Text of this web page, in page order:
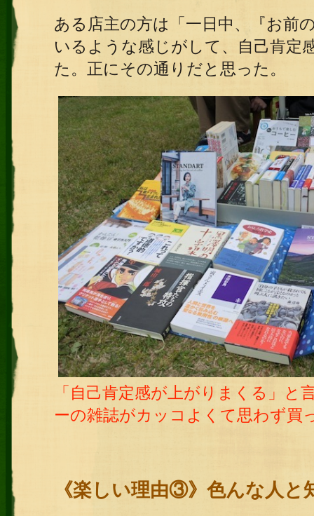
ある店主の方は「一日中、『お前
いるような感じがして、自己肯定
た。正にその通りだと思った。
「自己肯定感が上がりまくる」
ーの雑誌がカッコよくて思わず買
《楽しい理由③》色んな人